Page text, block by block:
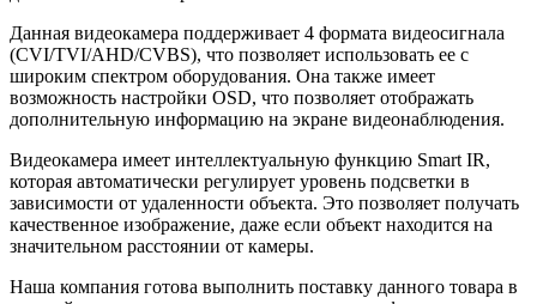
Данная видеокамера поддерживает 4 формата видеосигнала
(CVI/TVI/AHD/CVBS), что позволяет использовать ее с
широким спектром оборудования. Она также имеет
возможность настройки OSD, что позволяет отображать
дополнительную информацию на экране видеонаблюдения.
Видеокамера имеет интеллектуальную функцию Smart IR,
которая автоматически регулирует уровень подсветки в
зависимости от удаленности объекта. Это позволяет получать
качественное изображение, даже если объект находится на
значительном расстоянии от камеры.
Наша компания готова выполнить поставку данного товара в